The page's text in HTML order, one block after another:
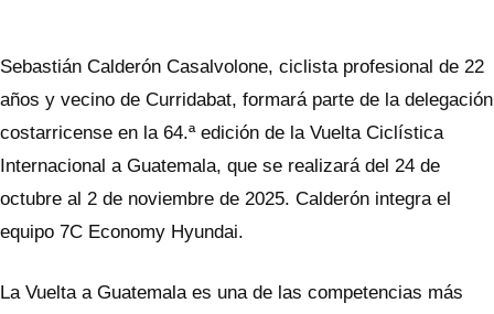
Sebastián Calderón Casalvolone, ciclista profesional de 22
años y vecino de Curridabat, formará parte de la delegación
costarricense en la 64.ª edición de la Vuelta Ciclística
Internacional a Guatemala, que se realizará del 24 de
octubre al 2 de noviembre de 2025. Calderón integra el
equipo 7C Economy Hyundai.
La Vuelta a Guatemala es una de las competencias más